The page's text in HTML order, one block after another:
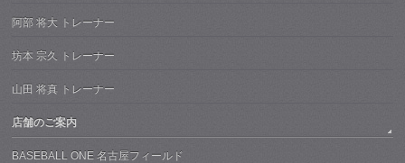
阿部 将大 トレーナー
坊本 宗久 トレーナー
山田 将真 トレーナー
店舗のご案内
BASEBALL ONE 名古屋フィールド